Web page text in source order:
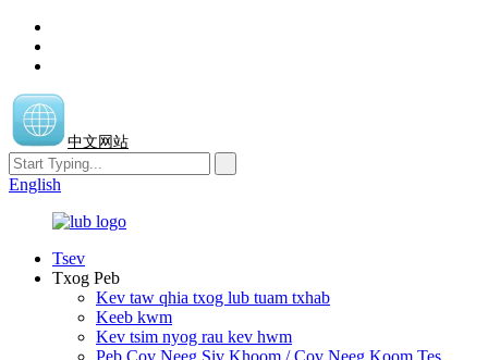
中文网站
English
Tsev
Txog Peb
Kev taw qhia txog lub tuam txhab
Keeb kwm
Kev tsim nyog rau kev hwm
Peb Cov Neeg Siv Khoom / Cov Neeg Koom Tes